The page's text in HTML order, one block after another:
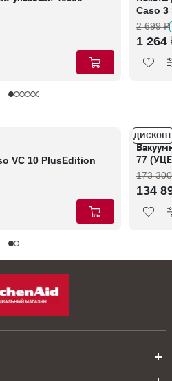
Caso 3
2 699 ₽
1 264
VC 10 PlusEdition
ДИСКОНТ
В
77
173
134